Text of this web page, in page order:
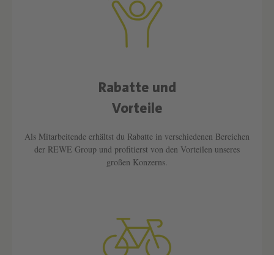
Rabatte und
Vorteile
Als Mitarbeitende erhältst du Rabatte in verschiedenen Bereichen
der REWE Group und profitierst von den Vorteilen unseres
großen Konzerns.